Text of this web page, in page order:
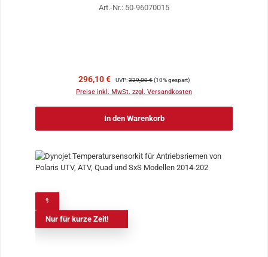
Art.-Nr.: 50-96070015
Verkaufspreis:
296,10 € Regulärer Preis:
UVP:329,00 €(10% gespart)
Preise inkl. MwSt. zzgl. Versandkosten
In den Warenkorb
Nur für kurze Zeit!